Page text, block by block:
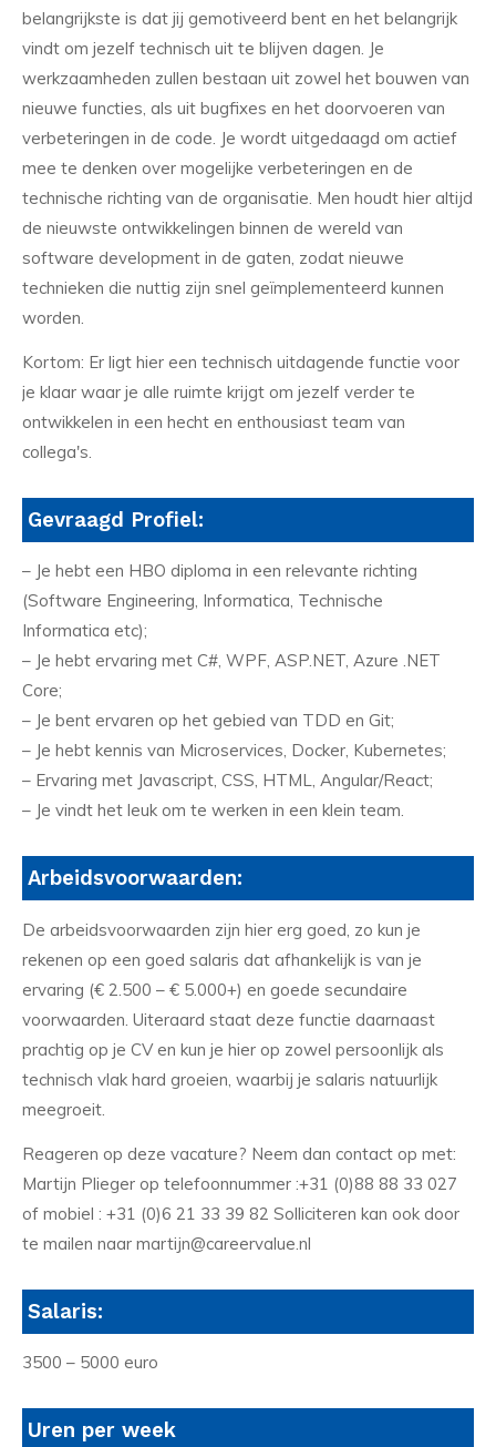
belangrijkste is dat jij gemotiveerd bent en het belangrijk
vindt om jezelf technisch uit te blijven dagen. Je
werkzaamheden zullen bestaan uit zowel het bouwen van
nieuwe functies, als uit bugfixes en het doorvoeren van
verbeteringen in de code. Je wordt uitgedaagd om actief
mee te denken over mogelijke verbeteringen en de
technische richting van de organisatie. Men houdt hier altijd
de nieuwste ontwikkelingen binnen de wereld van
software development in de gaten, zodat nieuwe
technieken die nuttig zijn snel geïmplementeerd kunnen
worden.
Kortom: Er ligt hier een technisch uitdagende functie voor
je klaar waar je alle ruimte krijgt om jezelf verder te
ontwikkelen in een hecht en enthousiast team van
collega's.
Gevraagd Profiel:
– Je hebt een HBO diploma in een relevante richting
(Software Engineering, Informatica, Technische
Informatica etc);
– Je hebt ervaring met C#, WPF, ASP.NET, Azure .NET
Core;
– Je bent ervaren op het gebied van TDD en Git;
– Je hebt kennis van Microservices, Docker, Kubernetes;
– Ervaring met Javascript, CSS, HTML, Angular/React;
– Je vindt het leuk om te werken in een klein team.
Arbeidsvoorwaarden:
De arbeidsvoorwaarden zijn hier erg goed, zo kun je
rekenen op een goed salaris dat afhankelijk is van je
ervaring (€ 2.500 – € 5.000+) en goede secundaire
voorwaarden. Uiteraard staat deze functie daarnaast
prachtig op je CV en kun je hier op zowel persoonlijk als
technisch vlak hard groeien, waarbij je salaris natuurlijk
meegroeit.
Reageren op deze vacature? Neem dan contact op met:
Martijn Plieger op telefoonnummer :+31 (0)88 88 33 027
of mobiel : +31 (0)6 21 33 39 82 Solliciteren kan ook door
te mailen naar martijn@careervalue.nl
Salaris:
3500 – 5000 euro
Uren per week